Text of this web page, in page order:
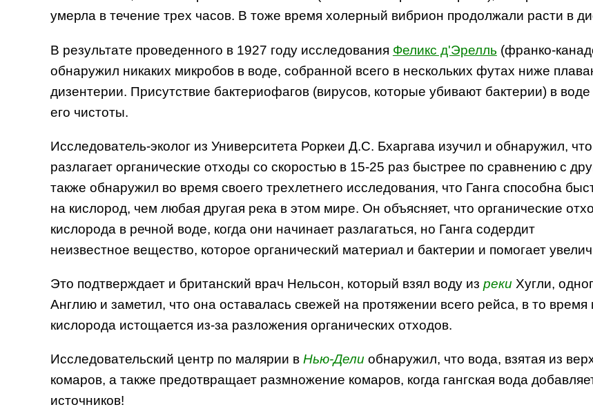
умерла в течение трех часов. В тоже время холерный вибрион продолжали расти в
В результате проведенного в 1927 году исследования Феликс д'Эрелль (франко-
обнаружил никаких микробов в воде, собранной всего в нескольких футах ниже
дизентерии. Присутствие бактериофагов (вирусов, которые убивают бактерии) в воде
его чистоты.
Исследователь-эколог из Университета Роркеи Д.С. Бхаргава изучил и обнаружил,
разлагает органические отходы со скоростью в 15-25 раз быстрее по сравнению с
также обнаружил во время своего трехлетнего исследования, что Ганга способна
на кислород, чем любая другая река в этом мире. Он объясняет, что органические
кислорода в речной воде, когда они начинает разлагаться, но Ганга содердит
неизвестное вещество, которое органический материал и бактерии и помогает
Это подтверждает и британский врач Нельсон, который взял воду из реки Хугли,
Англию и заметил, что она оставалась свежей на протяжении всего рейса, в то время
кислорода истощается из-за разложения органических отходов.
Исследовательский центр по малярии в Нью-Дели обнаружил, что вода, взятая из
комаров, а также предотвращает размножение комаров, когда гангская вода
источников!